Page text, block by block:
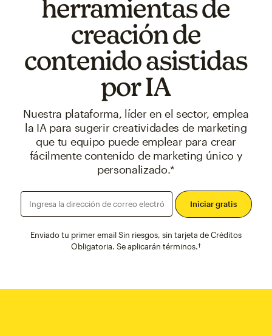
herramientas de
creación de
contenido asistidas
por IA
Nuestra plataforma, líder en el sector, emplea
la IA para sugerir creatividades de marketing
que tu equipo puede emplear para crear
fácilmente contenido de marketing único y
personalizado.*
Ingresa la dirección de correo
Enviado tu primer email Sin riesgos, sin tarjeta de Créditos
Obligatoria. Se aplicarán términos.†